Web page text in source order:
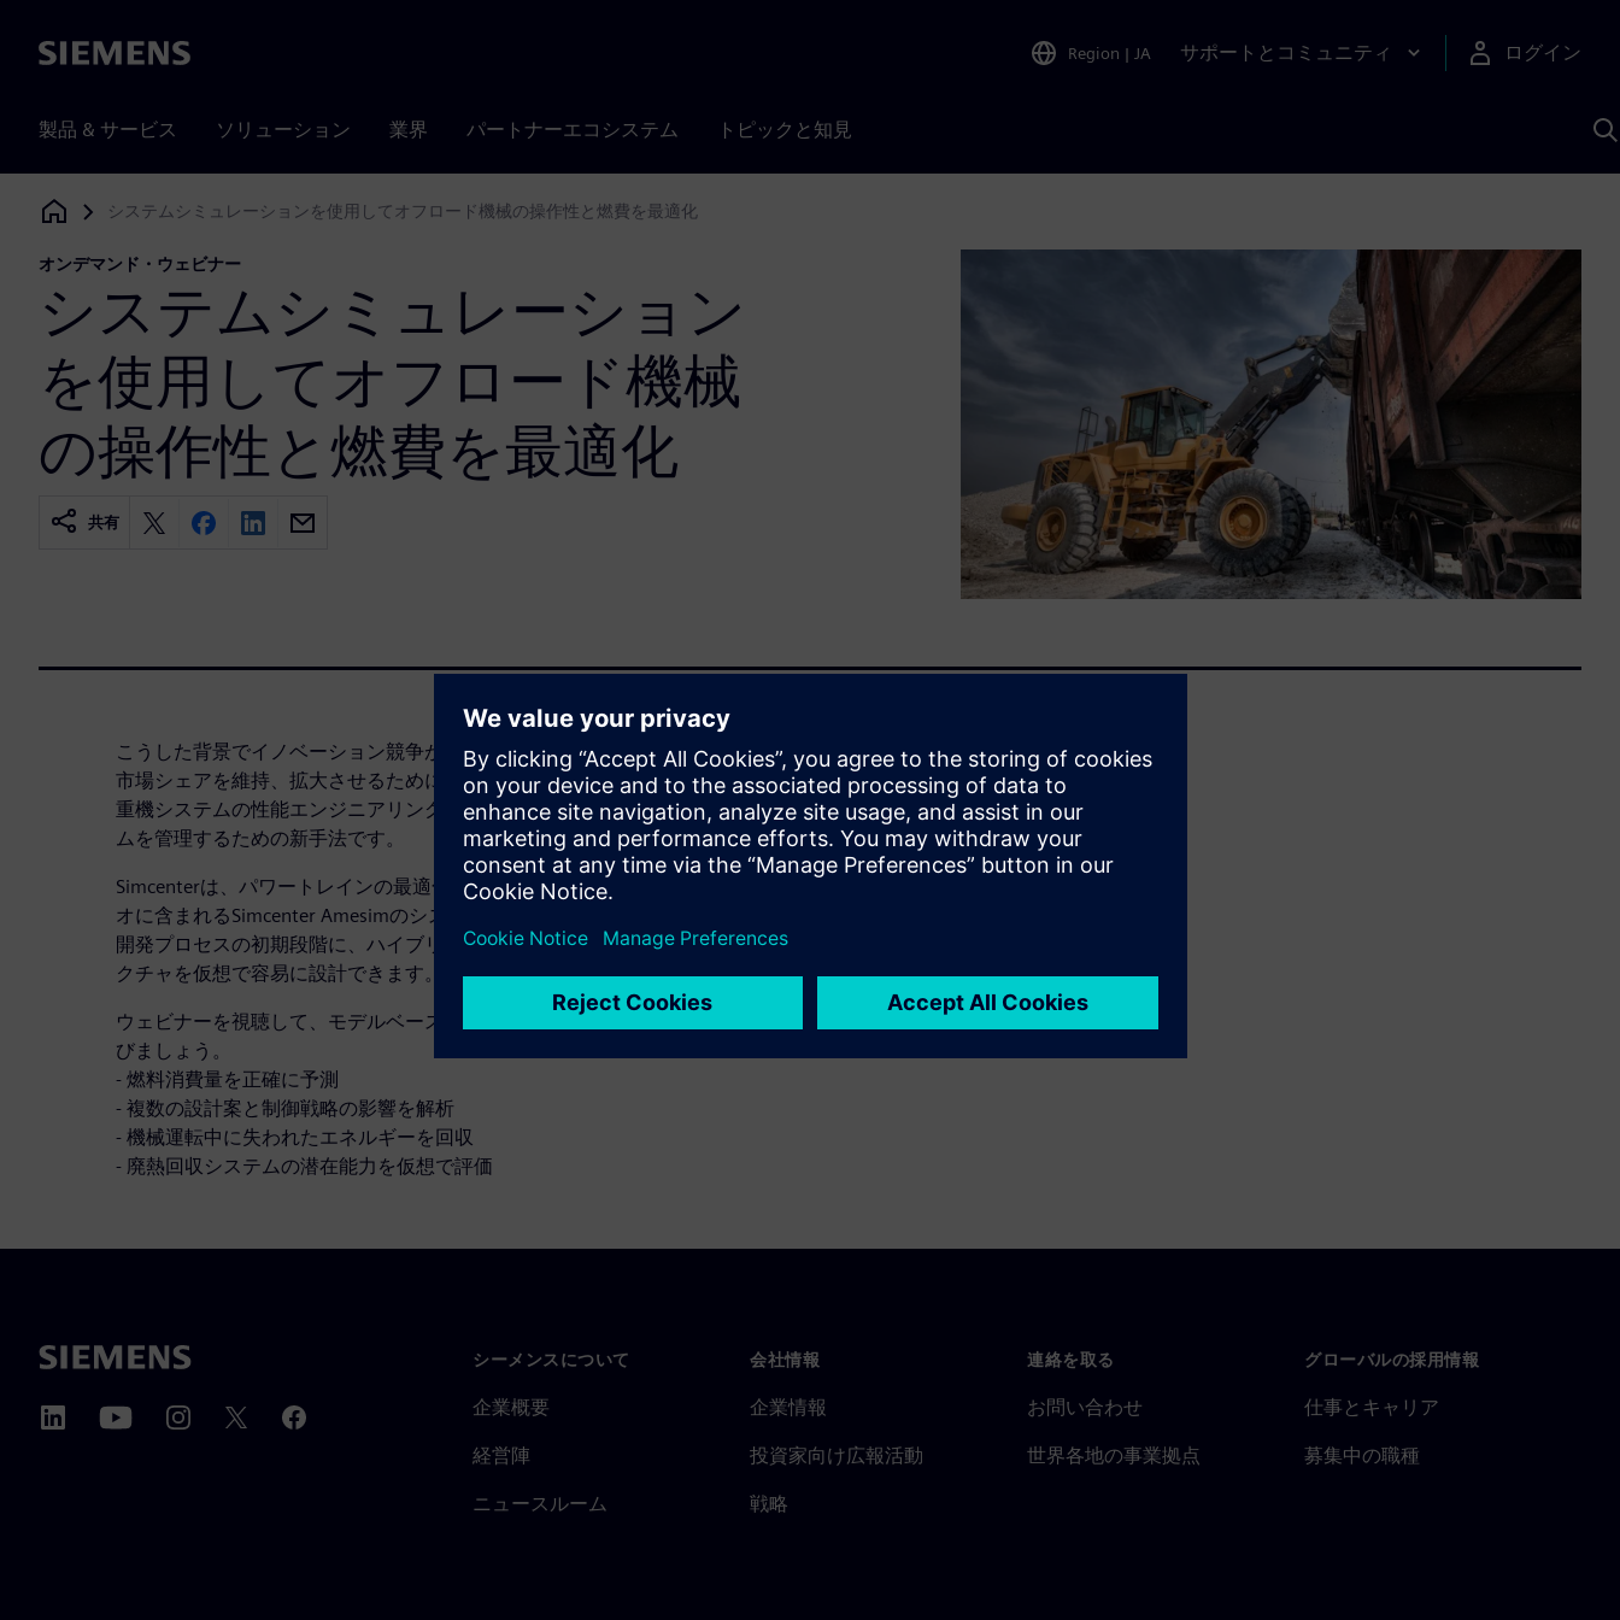
Siemens Region | JA サポートとコミュニティ ログイン
製品 & サービス ソリューション 業界 パートナーエコシステム トピックと知見
Siemens Digital Industries Software
システムシミュレーションを使用してオフロード機械の操作性と燃費を最適化
オンデマンド・ウェビナー
システムシミュレーション
を使用してオフロード機械
の操作性と燃費を最適化
共有
こうした背景でイノベーション競争が激化するのは当然です。重機メーカーが
市場シェアを維持、拡大させるためには、イノベーション競争は不可避です。
重機システムの性能エンジニアリングは、複雑化するインテリジェントシステ
ムを管理するための新手法です。
Simcenterは、パワートレインの最適化を支援します。Simcenterポートフォリ
オに含まれるSimcenter Amesimのシステムシミュレーションを活用すると、
開発プロセスの初期段階に、ハイブリッドの機能を含む新しい機械のアーキテ
クチャを仮想で容易に設計できます。
ウェビナーを視聴して、モデルベースのシステムエンジニアリングの利点を学
びましょう。
- 燃料消費量を正確に予測
- 複数の設計案と制御戦略の影響を解析
- 機械運転中に失われたエネルギーを回収
- 廃熱回収システムの潜在能力を仮想で評価
シーメンスについて
企業概要
経営陣
ニュースルーム
会社情報
企業情報
投資家向け広報活動
戦略
連絡を取る
お問い合わせ
世界各地の事業拠点
グローバルの採用情報
仕事とキャリア
募集中の職種